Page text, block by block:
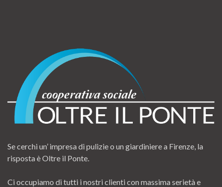
Se cerchi un’ impresa di pulizie o un giardiniere a Firenze, la
risposta è Oltre il Ponte.
Ci occupiamo di tutti i nostri clienti con massima serietà e